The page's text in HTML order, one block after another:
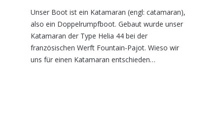
Unser Boot ist ein Katamaran (engl: catamaran),
also ein Doppelrumpfboot. Gebaut wurde unser
Katamaran der Type Helia 44 bei der
französischen Werft Fountain-Pajot. Wieso wir
uns für einen Katamaran entschieden…